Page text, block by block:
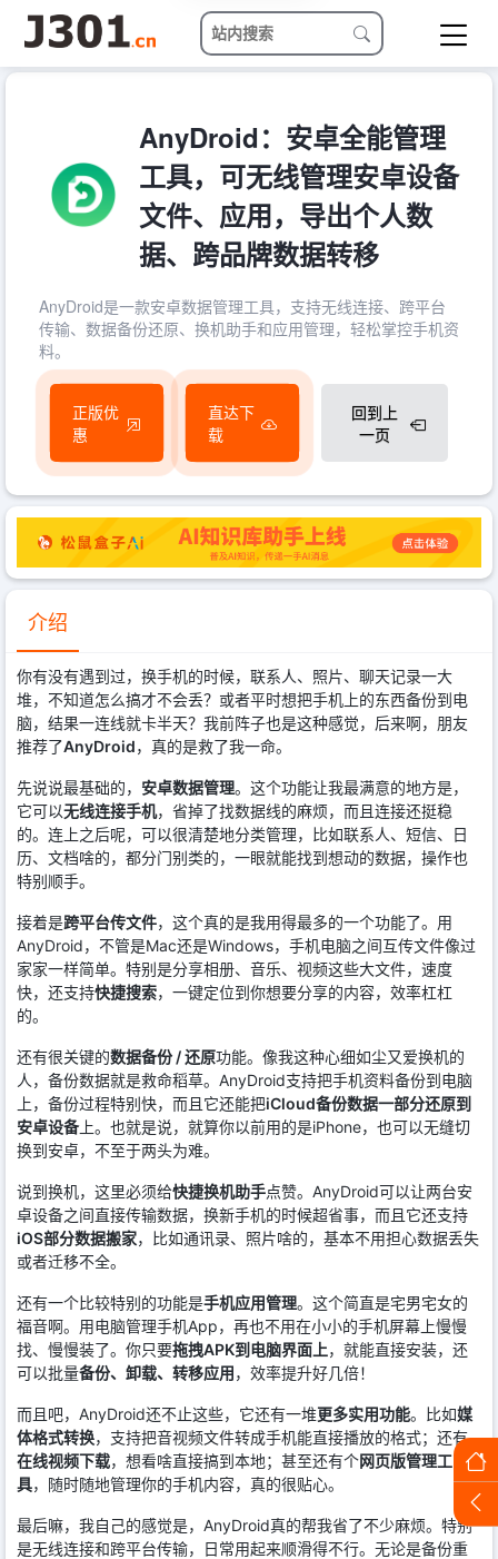
AnyDroid：安卓全能管理
工具，可无线管理安卓设备
文件、应用，导出个人数
据、跨品牌数据转移
AnyDroid是一款安卓数据管理工具，支持无线连接、跨平台
传输、数据备份还原、换机助手和应用管理，轻松掌控手机资
料。
正版优
惠
直达下
载
回到上
一页
介绍
你有没有遇到过，换手机的时候，联系人、照片、聊天记录一大
堆，不知道怎么搞才不会丢？或者平时想把手机上的东西备份到电
脑，结果一连线就卡半天？我前阵子也是这种感觉，后来啊，朋友
推荐了AnyDroid，真的是救了我一命。
先说说最基础的， 安卓数据管理。这个功能让我最满意的地方是，
它可以无线连接手机，省掉了找数据线的麻烦，而且连接还挺稳
的。连上之后呢，可以很清楚地分类管理，比如联系人、短信、日
历、文档啥的，都分门别类的，一眼就能找到想动的数据，操作也
特别顺手。
接着是跨平台传文件，这个真的是我用得最多的一个功能了。用
AnyDroid，不管是Mac还是Windows，手机电脑之间互传文件像过
家家一样简单。特别是分享相册、音乐、视频这些大文件，速度
快，还支持快捷搜索，一键定位到你想要分享的内容，效率杠杠
的。
还有很关键的数据备份 / 还原功能。像我这种心细如尘又爱换机的
人，备份数据就是救命稻草。AnyDroid支持把手机资料备份到电脑
上，备份过程特别快，而且它还能把iCloud备份数据一部分还原到
安卓设备上。也就是说，就算你以前用的是iPhone，也可以无缝切
换到安卓，不至于两头为难。
说到换机，这里必须给快捷换机助手点赞。AnyDroid可以让两台安
卓设备之间直接传输数据，换新手机的时候超省事，而且它还支持
iOS部分数据搬家，比如通讯录、照片啥的，基本不用担心数据丢失
或者迁移不全。
还有一个比较特别的功能是手机应用管理。这个简直是宅男宅女的
福音啊。用电脑管理手机App，再也不用在小小的手机屏幕上慢慢
找、慢慢装了。你只要拖拽APK到电脑界面上，就能直接安装，还
可以批量备份、卸载、转移应用，效率提升好几倍！
而且吧，AnyDroid还不止这些，它还有一堆更多实用功能。比如媒
体格式转换，支持把音视频文件转成手机能直接播放的格式；还有
在线视频下载，想看啥直接搞到本地；甚至还有个网页版管理工
具，随时随地管理你的手机内容，真的很贴心。
最后嘛，我自己的感觉是，AnyDroid真的帮我省了不少麻烦。特别
是无线连接和跨平台传输，日常用起来顺滑得不行。无论是备份重